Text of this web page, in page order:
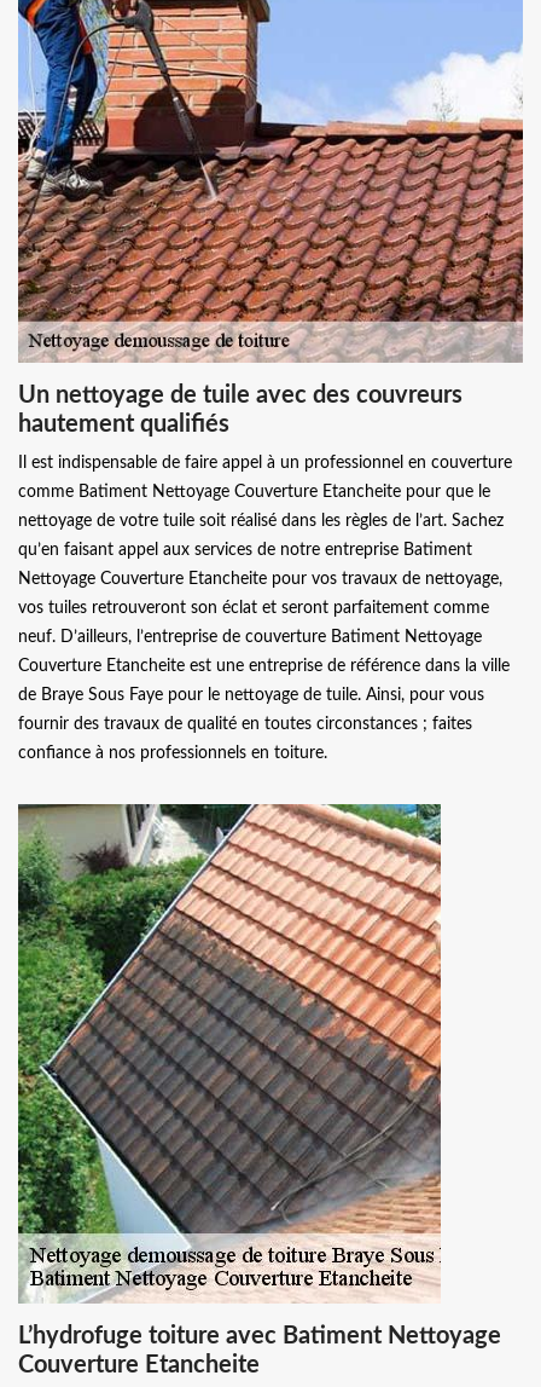
Un nettoyage de tuile avec des couvreurs
hautement qualifiés
Il est indispensable de faire appel à un professionnel en couverture
comme Batiment Nettoyage Couverture Etancheite pour que le
nettoyage de votre tuile soit réalisé dans les règles de l’art. Sachez
qu’en faisant appel aux services de notre entreprise Batiment
Nettoyage Couverture Etancheite pour vos travaux de nettoyage,
vos tuiles retrouveront son éclat et seront parfaitement comme
neuf. D’ailleurs, l’entreprise de couverture Batiment Nettoyage
Couverture Etancheite est une entreprise de référence dans la ville
de Braye Sous Faye pour le nettoyage de tuile. Ainsi, pour vous
fournir des travaux de qualité en toutes circonstances ; faites
confiance à nos professionnels en toiture.
L’hydrofuge toiture avec Batiment Nettoyage
Couverture Etancheite